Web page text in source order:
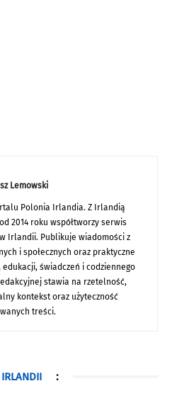
Lemowski
Polonia Irlandia. Z Irlandią
2014 roku współtworzy serwis
Irlandii. Publikuje wiadomości z
i społecznych oraz praktyczne
świadczeń i codziennego
stawia na rzetelność,
kontekst oraz użyteczność
treści.
: